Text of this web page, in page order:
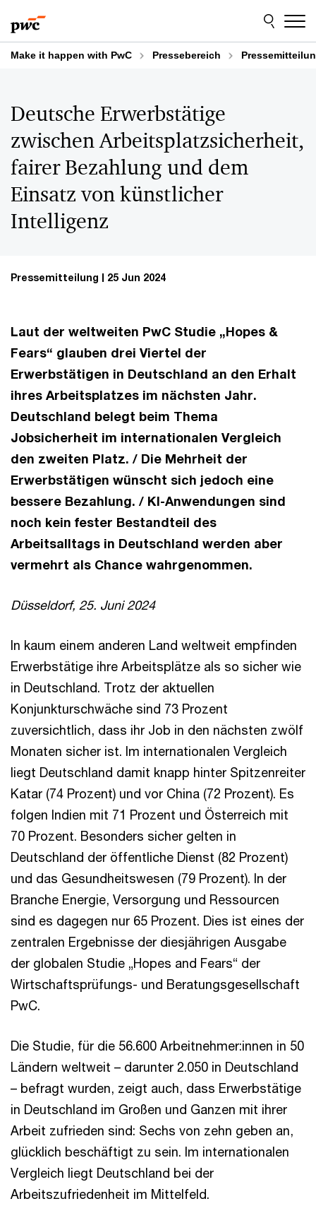
to
content
to
footer
Make it happen with PwC Pressebereich
Deutsche Erwerbstätige
zwischen Arbeitsplatzsicherheit,
fairer Bezahlung und dem
Einsatz von künstlicher
Intelligenz
Pressemitteilung 25 Jun 2024
Laut der weltweiten PwC Studie „Hopes &
Fears“ glauben drei Viertel der
Erwerbstätigen in Deutschland an den Erhalt
ihres Arbeitsplatzes im nächsten Jahr.
Deutschland belegt beim Thema
Jobsicherheit im internationalen Vergleich
den zweiten Platz. / Die Mehrheit der
Erwerbstätigen wünscht sich jedoch eine
bessere Bezahlung. / KI-Anwendungen sind
noch kein fester Bestandteil des
Arbeitsalltags in Deutschland werden aber
vermehrt als Chance wahrgenommen.
Düsseldorf, 25. Juni 2024
In kaum einem anderen Land weltweit empfinden
Erwerbstätige ihre Arbeitsplätze als so sicher wie
in Deutschland. Trotz der aktuellen
Konjunkturschwäche sind 73 Prozent
zuversichtlich, dass ihr Job in den nächsten zwölf
Monaten sicher ist. Im internationalen Vergleich
liegt Deutschland damit knapp hinter Spitzenreiter
Katar (74 Prozent) und vor China (72 Prozent). Es
folgen Indien mit 71 Prozent und Österreich mit
70 Prozent. Besonders sicher gelten in
Deutschland der öffentliche Dienst (82 Prozent)
und das Gesundheitswesen (79 Prozent). In der
Branche Energie, Versorgung und Ressourcen
sind es dagegen nur 65 Prozent. Dies ist eines der
zentralen Ergebnisse der diesjährigen Ausgabe
der globalen Studie „Hopes and Fears“ der
Wirtschaftsprüfungs- und Beratungsgesellschaft
PwC.
Die Studie, für die 56.600 Arbeitnehmer:innen in 50
Ländern weltweit – darunter 2.050 in Deutschland
– befragt wurden, zeigt auch, dass Erwerbstätige
in Deutschland im Großen und Ganzen mit ihrer
Arbeit zufrieden sind: Sechs von zehn geben an,
glücklich beschäftigt zu sein. Im internationalen
Vergleich liegt Deutschland bei der
Arbeitszufriedenheit im Mittelfeld.